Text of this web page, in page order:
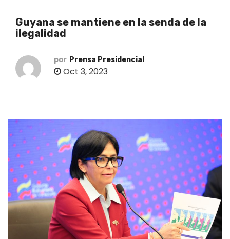
Guyana se mantiene en la senda de la
ilegalidad
por Prensa Presidencial
Oct 3, 2023